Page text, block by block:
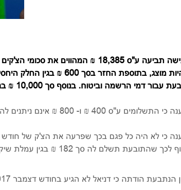
הרשמה וביטוח. בנוסף סך 10,000 ₪ בגין הוצאות ועוגמת נפש.
₪ ו- 800 ₪ אינם ניתנים להחזרה והתובעת מודעת לכך.
תשלם לה סך 182 ₪ בגין עמלת שיקים שהופקו בחשבונה בבנק למשמרת.
כי דניאל לא הגיע בחודש דצמבר 2017 לגן, אולם הוא השתתף במסיבת חנוכה ביום 7.12.2017.